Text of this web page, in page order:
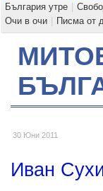
България утре
Очи в очи
Писма от
30 Юни 2011
Иван